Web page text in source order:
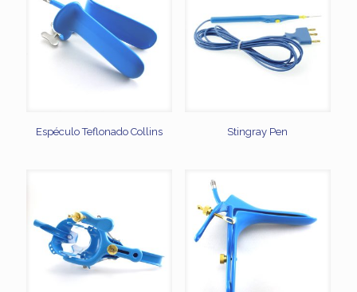
Espéculo Teflonado Collins Stingray Pen